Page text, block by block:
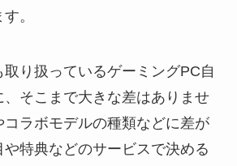
。
取り扱っているゲーミングPC自
そこまで大きな差はありませ
コラボモデルの種類などに差が
特典などのサービスで決める